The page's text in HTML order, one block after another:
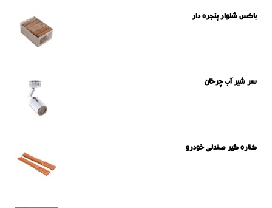
باکس شلوار پنجره دار
سر شیر آب چرخان
کناره گیر صندلی خودرو